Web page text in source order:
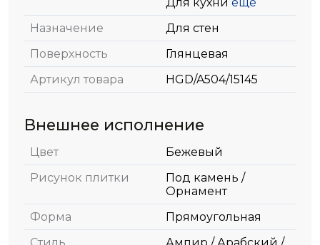
Назначение
Для стен
Поверхность
Глянцевая
Артикул товара
HGD/A504/15145
Внешнее исполнение
Цвет
Бежевый
Рисунок плитки
Под камень /
Орнамент
Форма
Прямоугольная